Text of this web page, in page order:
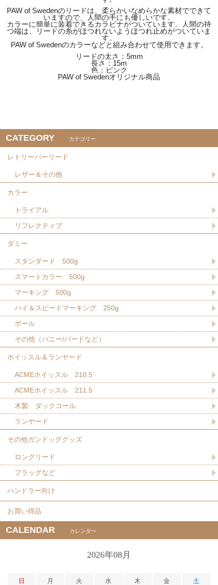
PAW of Swedenのリードは、柔らかいなめらかな素材でできて
いますので、人間の手にも優しいです。
カラーに簡単に装着できるカラビナがついています。人間の持
つ端は、リードの糸がほつれないようほつれ止めがついていま
す。
PAW of Swedenのカラーなどと組み合わせて使用できます。
リードの太さ：5mm
長さ：15m
色：ピンク
PAW of Swedenオリジナル商品
CATEGORY カテゴリー
レトリーバーリード
レザー＆その他
カラー
トライアル
リフレクティブ
ダミー
スタンダード 500g
スマートカラー 500g
マーキング 500g
ハイ＆スピードマーキング 250g
ボール
その他（バニー/バードなど）
ホイッスル＆ランヤード
ACMEホイッスル 210.5
ACMEホイッスル 211.5
木製 ダックコール
ランヤード
その他ガンドッググッズ
ロングリード
フラッグなど
ハンドラー向け
お買い得品
CALENDAR カレンダー
2026年08月
日 月 火 水 木 金 土